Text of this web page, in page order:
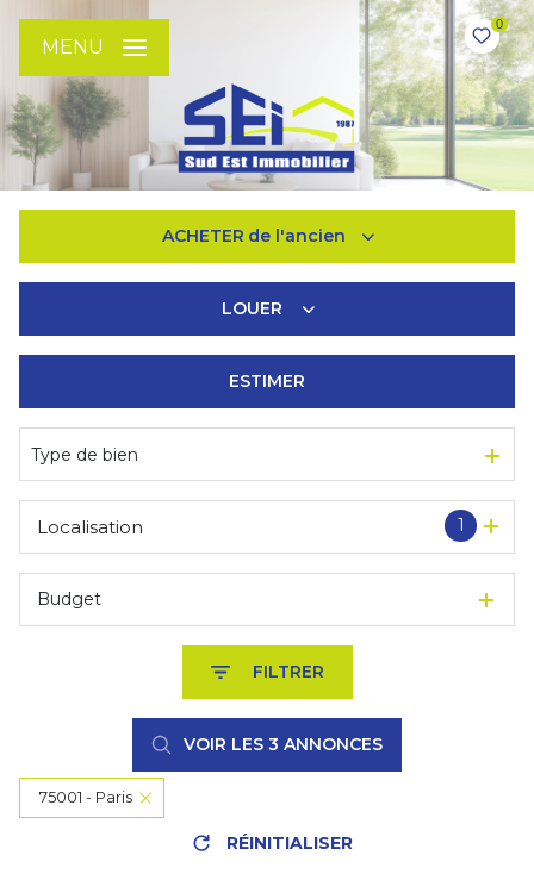
0
MENU
ACHETER de l'ancien
De l'immo pro
LOUER
De l'immo pro
ESTIMER
Type de bien
1
Localisation
Budget
FILTRER
VOIR LES 3 ANNONCES
75001 - Paris
RÉINITIALISER